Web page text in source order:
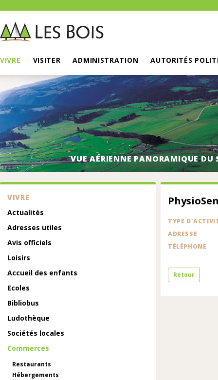
VIVRE VISITER ADMINISTRATION AUTORITÉS
VUE AÉRIENNE PANORAMIQUE DU
VIVRE
Actualités
Adresses utiles
Avis officiels
Loisirs
Accueil des enfants
Ecoles
Bibliobus
Ludothèque
Sociétés locales
Commerces
Restaurants
Hébergements
TYPE
ADRESSE
TÉLÉPHONE
Retour